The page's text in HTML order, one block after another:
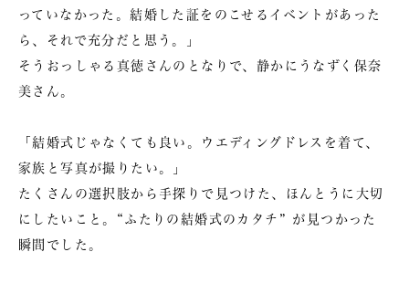
っていなかった。結婚した証をのこせるイベントがあった
ら、それで充分だと思う。」
そうおっしゃる真徳さんのとなりで、静かにうなずく保奈
美さん。
「結婚式じゃなくても良い。ウエディングドレスを着て、
家族と写真が撮りたい。」
たくさんの選択肢から手探りで見つけた、ほんとうに大切
にしたいこと。“ふたりの結婚式のカタチ” が見つかった
瞬間でした。